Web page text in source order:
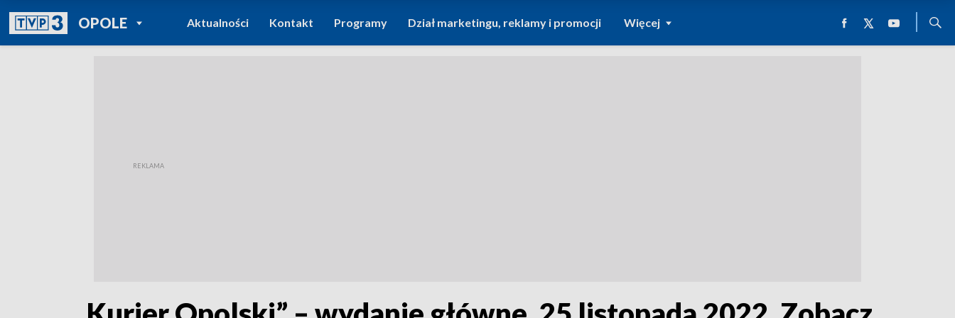
OPOLEPOWRÓT DO
TVP REGIONY
Aktualności Kontakt Programy Dział marketingu, reklamy i promocji Więcej